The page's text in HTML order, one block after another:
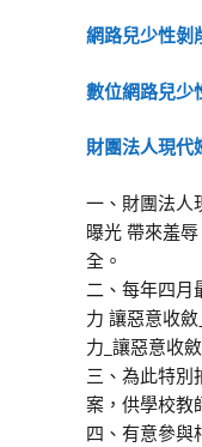
網路兒少性剝
數位網路兒少
財團法人現代
一、財團法人
曝光 帶來羞
全。
二、每年四
力 讓惡意收
力_讓惡意收
三、為此特別
案，供學校教
四、有意參與